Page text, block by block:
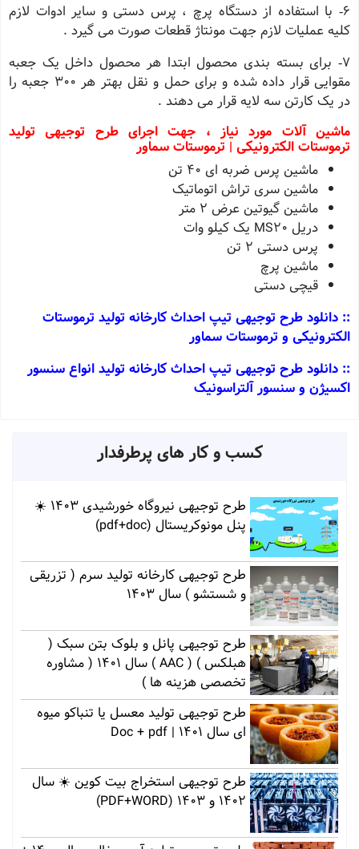
٦‐ با استفاده از دستگاه پرچ ، پرس دستی و سایر ادوات لازم
کلیه عملیات لازم جهت مونتاژ قطعات صورت می گیرد .
٧‐ برای بسته بندی محصول ابتدا هر محصول داخل یک جعبه
مقوایی قرار داده شده و برای حمل و نقل بهتر هر ٣٠٠ جعبه را
در یک کارتن سه لایه قرار می دهند .
ماشین آلات مورد نیاز ، جهت اجرای طرح توجیهی تولید
ترموستات الکترونیکی | ترموستات سماور
ماشین پرس ضربه ای ٤٠ تن
ماشین سری تراش اتوماتیک
ماشین گیوتین عرض ٢ متر
دریل MS٢٠ یک کیلو وات
پرس دستی ٢ تن
ماشین پرچ
قیچی دستی
:: دانلود طرح توجیهی تیپ احداث کارخانه تولید ترموستات
الکترونیکی و ترموستات سماور
:: دانلود طرح توجیهی تیپ احداث کارخانه تولید انواع سنسور
اکسیژن و سنسور آلتراسونیک
کسب و کار های پرطرفدار
طرح توجیهی نیروگاه خورشیدی 1403 ☀️
پنل مونوکریستال (pdf+doc)
طرح توجیهی کارخانه تولید سرم ( تزریقی
و شستشو ) سال 1403
طرح توجیهی پانل و بلوک بتن سبک (
هبلکس ) ( AAC ) سال 1401 ( مشاوره
تخصصی هزینه ها )
طرح توجیهی تولید معسل یا تنباکو میوه
ای سال 1401 | Doc + pdf
طرح توجیهی استخراج بیت کوین ☀️ سال
1402 و 1403 (PDF+WORD)